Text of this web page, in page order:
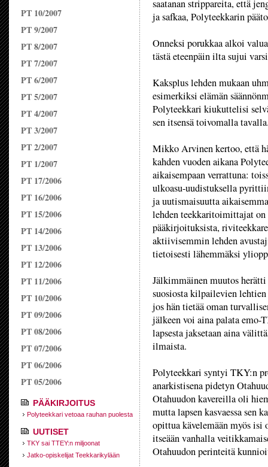
PT 10/2007
PT 9/2007
PT 8/2007
PT 7/2007
PT 6/2007
PT 5/2007
PT 4/2007
PT 3/2007
PT 2/2007
PT 1/2007
PT 17/2006
PT 16/2006
PT 15/2006
PT 14/2006
PT 13/2006
PT 12/2006
PT 11/2006
PT 10/2006
PT 09/2006
PT 08/2006
PT 07/2006
PT 06/2006
PT 05/2006
PÄÄKIRJOITUS
Polyteekkari vetoaa rauhan puolesta
UUTISET
TKY sai TTEY:n miljoonat
Jatko-opiskelijat Teekkarikylään
saatanan strippareita, että
ja safkaa, Polyteekkarin
Onneksi porukkaa alkoi
tästä eteenpäin ilta sujui
Kaksplus lehden mukaan
esimerkiksi elämän
Polyteekkari kiukuttelisi
sen itsensä toivomalla
Mikko Arvinen kertoo, että
kahden vuoden aikana
aikaisempaan verrattuna:
ulkoasu-uudistuksella
ja uutismaisuutta
lehden teekkaritoimittajat on
pääkirjoituksista,
aktiivisemmin lehden
tietoisesti lähemmäksi
Jälkimmäinen muutos
suosiosta kilpailevien
jos hän tietää oman
jälkeen voi aina palata emo-
lapsesta jaksetaan aina
ilmaista.
Polyteekkari syntyi TKY:n
anarkistisena pidetyn
Otahuudon kavereilla oli
mutta lapsen kasvaessa sen
opittua kävelemään myös isi
itseään vanhalla
Otahuudon perinteitä